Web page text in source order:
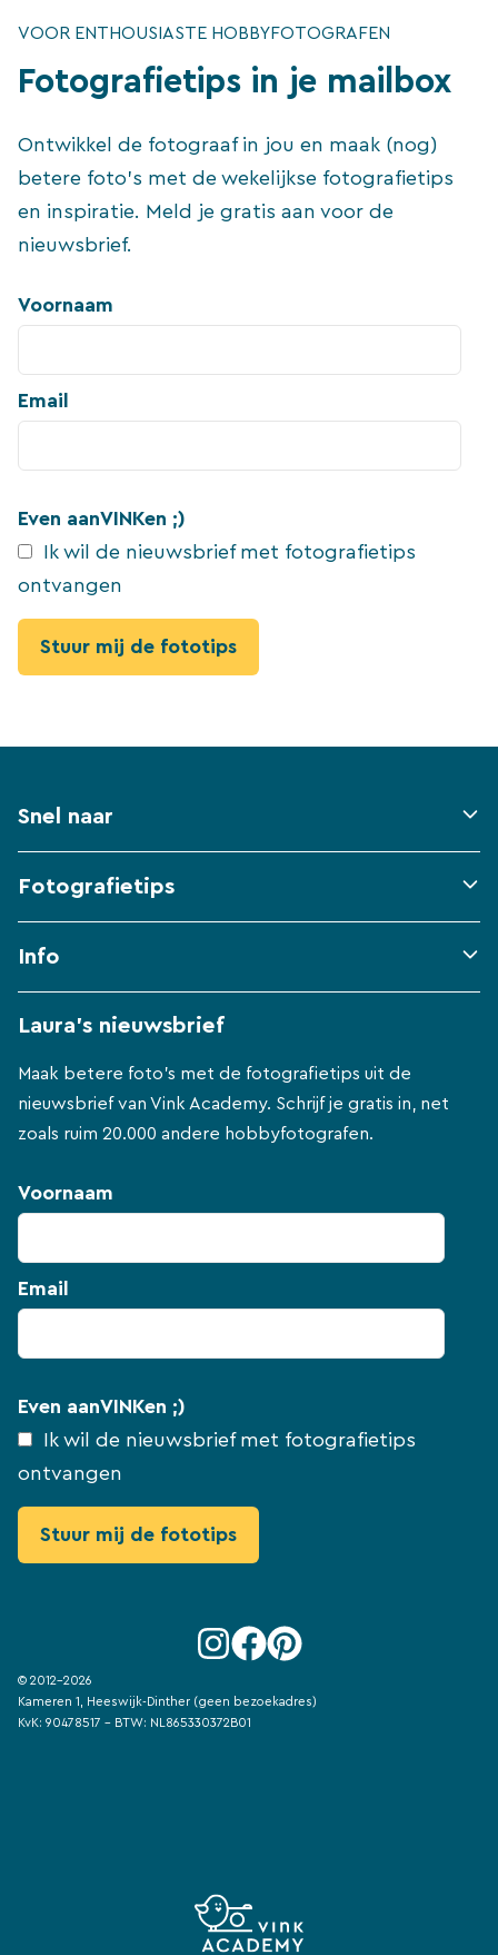
VOOR ENTHOUSIASTE HOBBYFOTOGRAFEN
Fotografietips in je mailbox
Ontwikkel de fotograaf in jou en maak (nog)
betere foto's met de wekelijkse fotografietips
en inspiratie. Meld je gratis aan voor de
nieuwsbrief.
Voornaam
Email
Even aanVINKen ;)
Ik wil de nieuwsbrief met fotografietips
ontvangen
Snel naar
Fotografietips
Info
Laura's nieuwsbrief
Maak betere foto's met de fotografietips uit de
nieuwsbrief van Vink Academy. Schrijf je gratis in, net
zoals ruim 20.000 andere hobbyfotografen.
Voornaam
Email
Even aanVINKen ;)
Ik wil de nieuwsbrief met fotografietips
ontvangen
© 2012-2026
Kameren 1, Heeswijk-Dinther (geen bezoekadres)
KvK: 90478517 - BTW: NL865330372B01